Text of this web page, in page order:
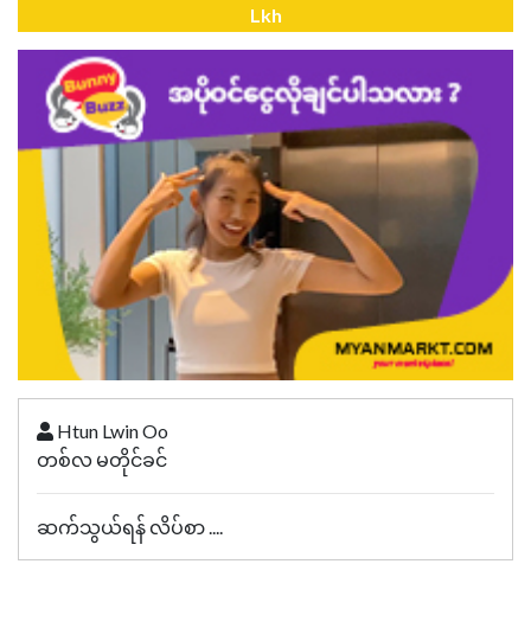
Lkh
Htun Lwin Oo
တစ်လ မတိုင်ခင်
ဆက်သွယ်ရန် လိပ်စာ ....